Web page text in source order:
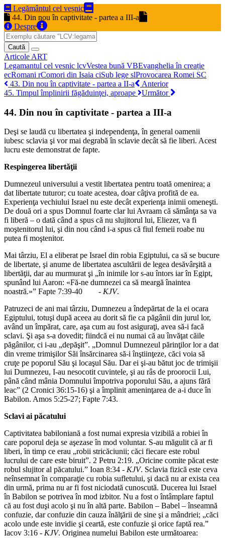
Legământul cel veșnic
44. Din nou în captivitate - partea a III-a
Despre
Caută
Articole ART
Legamantul cel vesnic lcvVestea bună VBEvanghelia în creație
ecRomani rComori din Isaia ciSub lege slProvocarea Romei SC
43. Din nou în captivitate - partea a II-a
Anterior
45. Timpul împlinirii făgăduinţei, aproape
Următor
44. Din nou în captivitate - partea a III-a
Deşi se laudă cu libertatea şi independenţa, în general oamenii
iubesc sclavia şi vor mai degrabă în sclavie decât să fie liberi. Acest
lucru este demonstrat de fapte.
Respingerea libertăţii
Dumnezeul universului a vestit libertatea pentru toată omenirea; a
dat libertate tuturor; cu toate acestea, doar câţiva profită de ea.
Experienţa vechiului Israel nu este decât experienţa inimii omeneşti.
De două ori a spus Domnul foarte clar lui Avraam că sămânţa sa va
fi liberă – o dată când a spus că nu slujitorul lui, Eliezer, va fi
moştenitorul lui, şi din nou când i-a spus că fiul femeii roabe nu
putea fi moştenitor.
Mai târziu, El a eliberat pe Israel din robia Egiptului, ca să se bucure
de libertate, şi anume de libertatea ascultării de legea desăvârşită a
libertăţii, dar au murmurat şi „în inimile lor s-au întors iar în Egipt,
spunând lui Aaron: «Fă-ne dumnezei ca să meargă înaintea
noastră.»” Fapte 7:39-40
- KJV.
Patruzeci de ani mai târziu, Dumnezeu a îndepărtat de la ei ocara
Egiptului, totuşi după aceea au dorit să fie ca păgânii din jurul lor,
având un împărat, care, aşa cum au fost asiguraţi, avea să-i facă
sclavi. Şi aşa s-a dovedit; fiindcă ei nu numai că au învăţat căile
păgânilor, ci i-au „depăşit”. „Domnul Dumnezeul părinţilor lor a dat
din vreme trimişilor Săi însărcinarea să-i înştiinţeze, căci voia să
cruţe pe poporul Său şi locaşul Său. Dar ei şi-au bătut joc de trimişii
lui Dumnezeu, I-au nesocotit cuvintele, şi au râs de proorocii Lui,
până când mânia Domnului împotriva poporului Său, a ajuns fără
leac” (2 Cronici 36:15-16) şi a împlinit ameninţarea de a-i duce în
Babilon. Amos 5:25-27; Fapte 7:43.
Sclavi ai păcatului
Captivitatea babiloniană a fost numai expresia vizibilă a robiei în
care poporul deja se aşezase în mod voluntar. S-au măgulit că ar fi
liberi, în timp ce erau „robii stricăciunii; căci fiecare este robul
lucrului de care este biruit”. 2 Petru 2:19. „Oricine comite păcat este
robul slujitor al păcatului.” Ioan 8:34 - KJV. Sclavia fizică este ceva
neînsemnat în comparaţie cu robia sufletului, şi dacă nu ar exista cea
din urmă, prima nu ar fi fost niciodată cunoscută. Ducerea lui Israel
în Babilon se potrivea în mod izbitor. Nu a fost o întâmplare faptul
că au fost duşi acolo şi nu în altă parte. Babilon – Babel – înseamnă
confuzie, dar confuzie din cauza înălţării de sine şi a mândriei; „căci
acolo unde este invidie şi ceartă, este confuzie şi orice faptă rea.”
Iacov 3:16 - KJV. Originea numelui Babilon este următoarea: